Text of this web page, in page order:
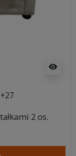
visibility
+27
2 os.